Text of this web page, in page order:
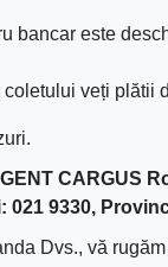
bancar este
coletului veți plătii
CARGUS
021 9330,
Dvs., vă